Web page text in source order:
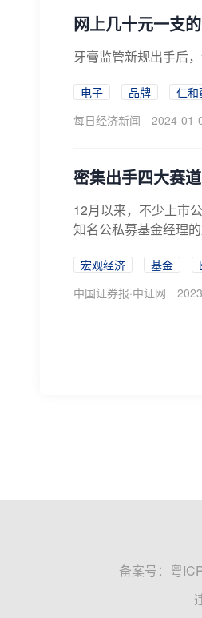
网上几十元一支
牙膏监管新规出手后
电子 品牌
仁和
每日经济新闻
2024-01-
密集出手四大赛
12月以来，不少上市
知名公私募基金经理
宏观经济 基金
中国证券报·中证网
易风险提示公告称，